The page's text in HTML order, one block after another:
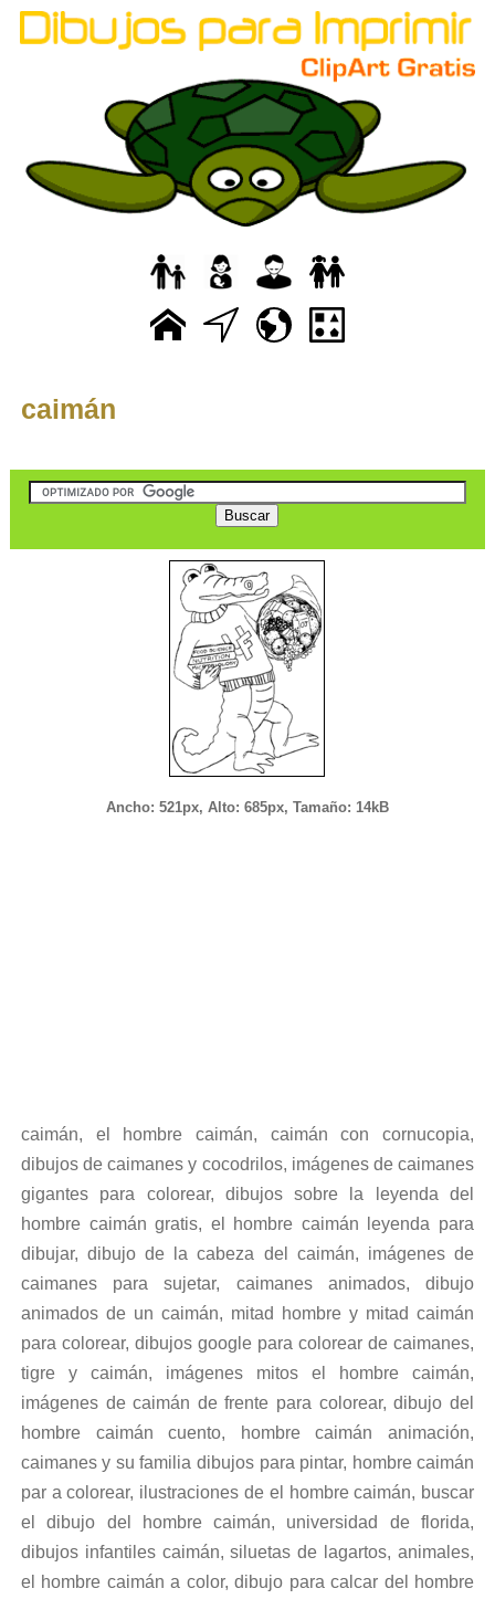
caimán
Ancho: 521px, Alto: 685px, Tamaño: 14kB
caimán, el hombre caimán, caimán con cornucopia,
dibujos de caimanes y cocodrilos, imágenes de caimanes
gigantes para colorear, dibujos sobre la leyenda del
hombre caimán gratis, el hombre caimán leyenda para
dibujar, dibujo de la cabeza del caimán, imágenes de
caimanes para sujetar, caimanes animados, dibujo
animados de un caimán, mitad hombre y mitad caimán
para colorear, dibujos google para colorear de caimanes,
tigre y caimán, imágenes mitos el hombre caimán,
imágenes de caimán de frente para colorear, dibujo del
hombre caimán cuento, hombre caimán animación,
caimanes y su familia dibujos para pintar, hombre caimán
par a colorear, ilustraciones de el hombre caimán, buscar
el dibujo del hombre caimán, universidad de florida,
dibujos infantiles caimán, siluetas de lagartos, animales,
el hombre caimán a color, dibujo para calcar del hombre